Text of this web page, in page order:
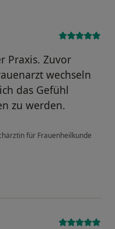
Praxis. Zuvor
wechseln
das Gefühl
zu werden.
für Frauenheilkunde